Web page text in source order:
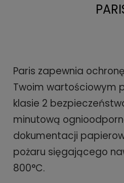
Paris zapewnia
Twoim wartościowym
klasie 2
minutową
dokumentacji
pożaru sięgającego
800°C.